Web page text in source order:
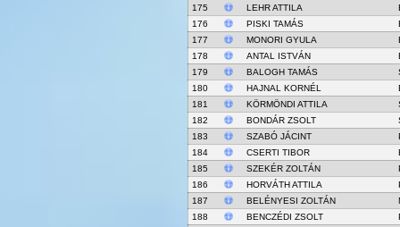
175
LEHR ATTILA
176
PISKI TAMÁS
177
MONORI GYULA
178
ANTAL ISTVÁN
179
BALOGH TAMÁS
180
HAJNAL KORNÉL
181
KÖRMÖNDI ATTILA
182
BONDÁR ZSOLT
183
SZABÓ JÁCINT
184
CSERTI TIBOR
185
SZEKÉR ZOLTÁN
186
HORVÁTH ATTILA
187
BELÉNYESI ZOLTÁN
188
BENCZÉDI ZSOLT